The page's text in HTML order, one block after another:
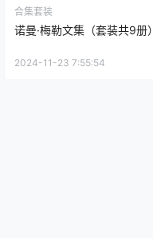
合集套装
诺曼·梅勒文集（套装共9册）
2024-11-23 7:55:54